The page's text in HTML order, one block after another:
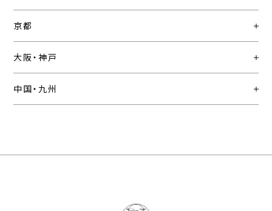
京都
大阪・神戸
中国・九州